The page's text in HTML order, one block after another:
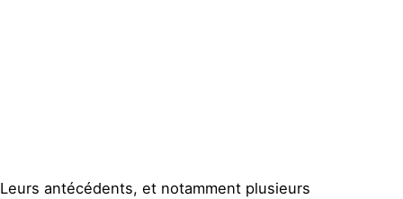
Leurs antécédents, et notamment plusieurs